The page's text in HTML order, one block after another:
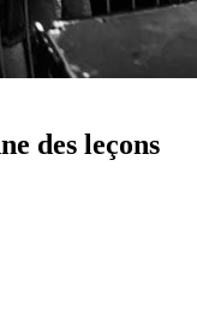
des leçons